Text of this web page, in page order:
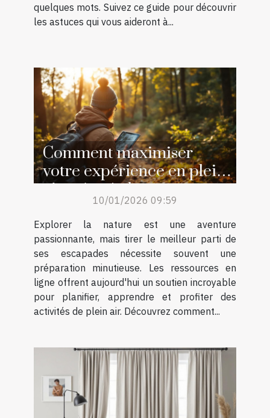
quelques mots. Suivez ce guide pour découvrir
les astuces qui vous aideront à...
Comment maximiser
votre expérience en plein
air grâce à des ressources
en ligne ?10/01/2026 09:59
Explorer la nature est une aventure
passionnante, mais tirer le meilleur parti de
ses escapades nécessite souvent une
préparation minutieuse. Les ressources en
ligne offrent aujourd'hui un soutien incroyable
pour planifier, apprendre et profiter des
activités de plein air. Découvrez comment...